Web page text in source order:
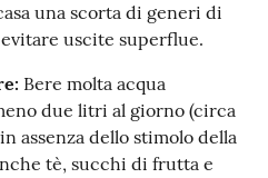
una scorta di generi di
uscite superflue.
Bere molta acqua
due litri al giorno (circa
assenza dello stimolo della
tè, succhi di frutta e